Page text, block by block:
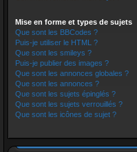
Mise en forme et types de sujets
Que sont les BBCodes ?
Puis-je utiliser le HTML ?
Que sont les smileys ?
Puis-je publier des images ?
Que sont les annonces globales ?
Que sont les annonces ?
Que sont les sujets épinglés ?
Que sont les sujets verrouillés ?
Que sont les icônes de sujet ?